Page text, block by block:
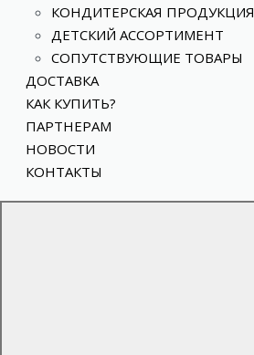
КОНДИТЕРСКАЯ ПРОДУКЦИЯ
ДЕТСКИЙ АССОРТИМЕНТ
СОПУТСТВУЮЩИЕ ТОВАРЫ
ДОСТАВКА
КАК КУПИТЬ?
ПАРТНЕРАМ
НОВОСТИ
КОНТАКТЫ